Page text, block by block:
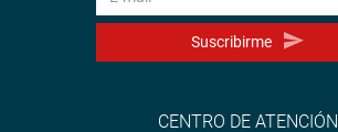
Suscribirme
CENTRO DE ATENCIÓN